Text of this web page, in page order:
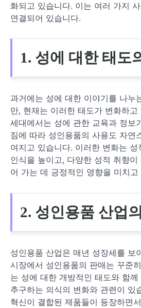
화되고 있습니다. 이는 여러 가지
연결되어 있습니다.
1. 성에 대한 태도
과거에는 성에 대한 이야기를 나누
만, 현재는 이러한 태도가 변화하
세대에서는 성에 관한 교육과 정보
짐에 따라 성인용품의 사용도 자연
여지고 있습니다. 이러한 변화는
인식을 높이고, 다양한 성적 취향
어 가는 데 긍정적인 영향을 미치고
2. 성인용품 산업
성인용품 산업은 매년 성장세를 보
시장에서 성인용품의 판매는 꾸준
는 성에 대한 개방적인 태도와 함
추구하는 의식의 변화와 관련이 있
혁신이 결합된 제품들이 등장하면